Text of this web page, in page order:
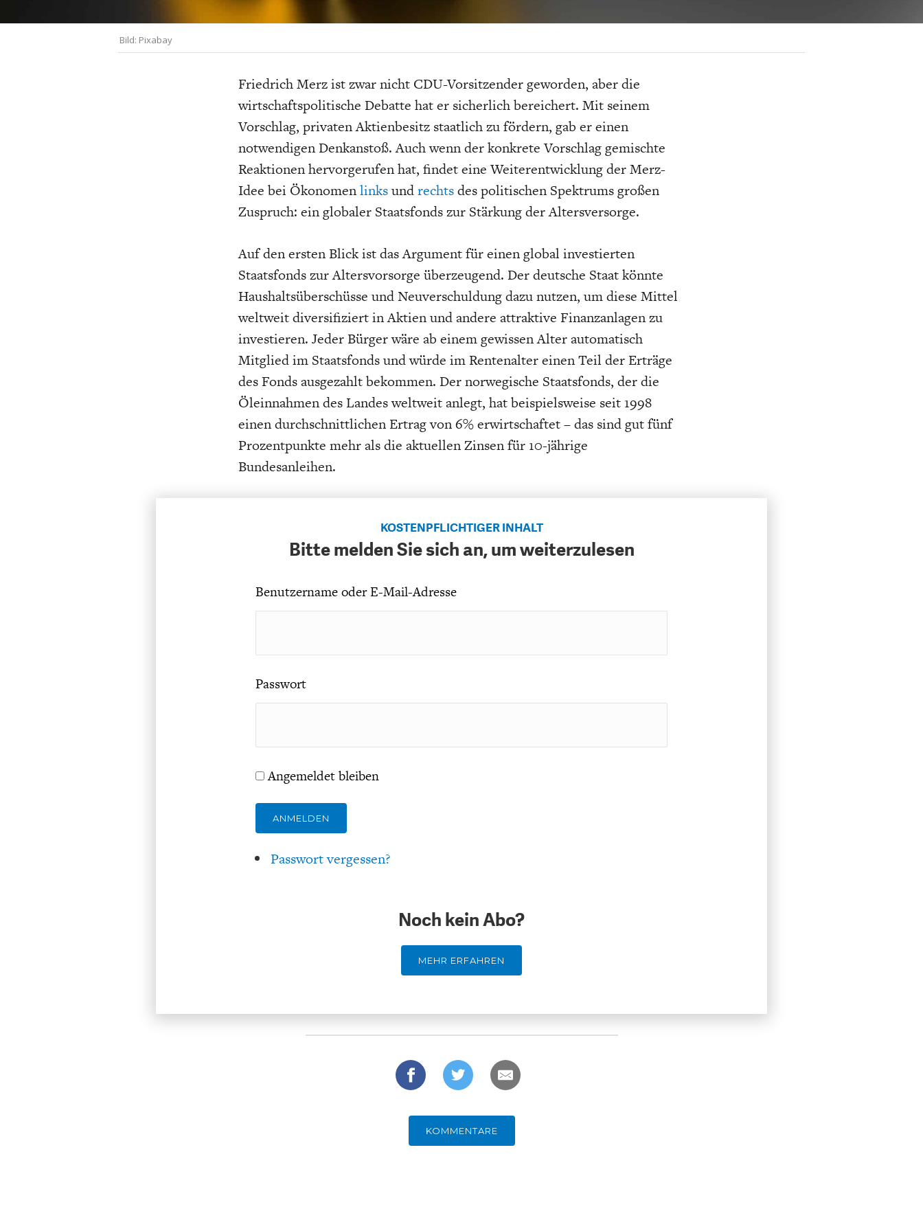
DIE POSITIONEN DER
WIRTSCHAFTSWEISEN
UNGLEICHHEIT
Bild: Pixabay
Friedrich Merz ist zwar nicht CDU-Vorsitzender geworden, aber die
wirtschaftspolitische Debatte hat er sicherlich bereichert. Mit seinem
Vorschlag, privaten Aktienbesitz staatlich zu fördern, gab er einen
notwendigen Denkanstoß. Auch wenn der konkrete Vorschlag gemischte
Reaktionen hervorgerufen hat, findet eine Weiterentwicklung der Merz-
Idee bei Ökonomenlinksundrechtsdes politischen Spektrums großen
Zuspruch: ein globaler Staatsfonds zur Stärkung der Altersversorge.
Auf den ersten Blick ist das Argument für einen global investierten
Staatsfonds zur Altersvorsorge überzeugend. Der deutsche Staat könnte
Haushaltsüberschüsse und Neuverschuldung dazu nutzen, um diese Mittel
weltweit diversifiziert in Aktien und andere attraktive Finanzanlagen zu
investieren. Jeder Bürger wäre ab einem gewissen Alter automatisch
Mitglied im Staatsfonds und würde im Rentenalter einen Teil der Erträge
des Fonds ausgezahlt bekommen. Der norwegische Staatsfonds, der die
Öleinnahmen des Landes weltweit anlegt, hat beispielsweise seit 1998
einen durchschnittlichen Ertrag von 6% erwirtschaftet – das sind gut fünf
Prozentpunkte mehr als die aktuellen Zinsen für 10-jährige
Bundesanleihen.
KOSTENPFLICHTIGER INHALT
Bitte melden Sie sich an, um weiterzulesen
Benutzername oder E-Mail-Adresse
Passwort
Angemeldet bleiben
ANMELDEN
Passwort vergessen?
Noch kein Abo?
MEHR ERFAHREN
KOMMENTARE